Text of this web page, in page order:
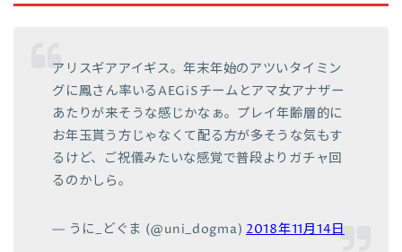
アリスギアアイギス。年末年始のアツいタイミン
グに鳳さん率いるAEGiSチームとアマ女アナザー
あたりが来そうな感じかなぁ。プレイ年齢層的に
お年玉貰う方じゃなくて配る方が多そうな気もす
るけど、ご祝儀みたいな感覚で普段よりガチャ回
るのかしら。
— うに_どぐま (@uni_dogma) 2018年11月14日